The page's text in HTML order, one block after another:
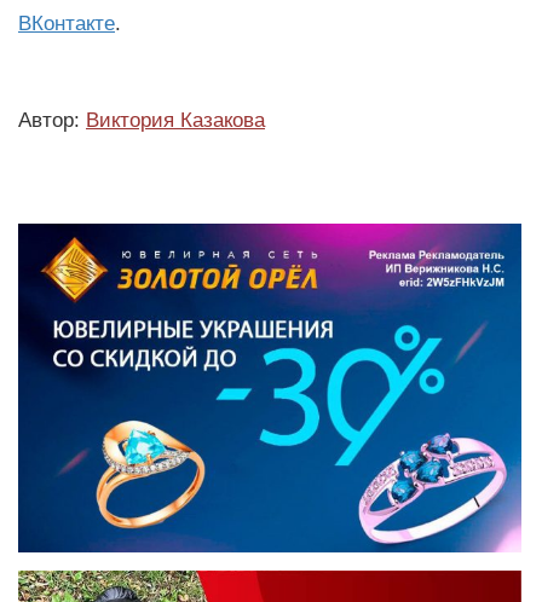
ВКонтакте.
Автор: Виктория Казакова